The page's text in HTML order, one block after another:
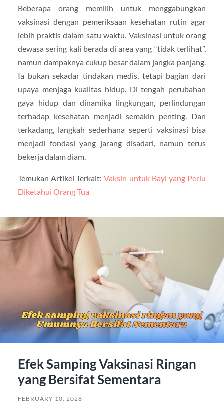
Beberapa orang memilih untuk menggabungkan
vaksinasi dengan pemeriksaan kesehatan rutin agar
lebih praktis dalam satu waktu. Vaksinasi untuk orang
dewasa sering kali berada di area yang “tidak terlihat”,
namun dampaknya cukup besar dalam jangka panjang.
Ia bukan sekadar tindakan medis, tetapi bagian dari
upaya menjaga kualitas hidup. Di tengah perubahan
gaya hidup dan dinamika lingkungan, perlindungan
terhadap kesehatan menjadi semakin penting. Dan
terkadang, langkah sederhana seperti vaksinasi bisa
menjadi fondasi yang jarang disadari, namun terus
bekerja dalam diam.
Temukan Artikel Terkait:Vaksin untuk Bayi yang Perlu
Diketahui Orang Tua
Efek Samping Vaksinasi Ringan
yang Bersifat Sementara
FEBRUARY 10, 2026